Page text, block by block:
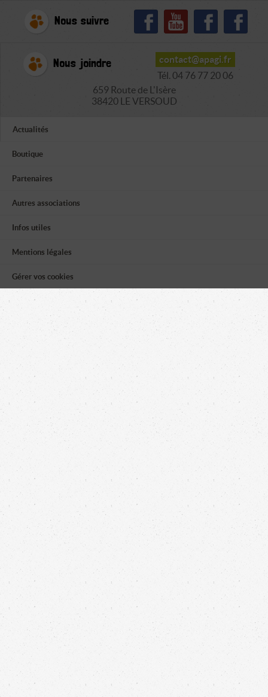
Nous suivre
Nous joindre
contact@apagi.fr
Tél. 04 76 77 20 06
659 Route de L'Isère
38420 LE VERSOUD
Actualités
Boutique
Partenaires
Autres associations
Infos utiles
Mentions légales
Gérer vos cookies